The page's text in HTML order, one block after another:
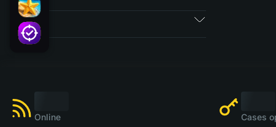
Tickets
Online Cases